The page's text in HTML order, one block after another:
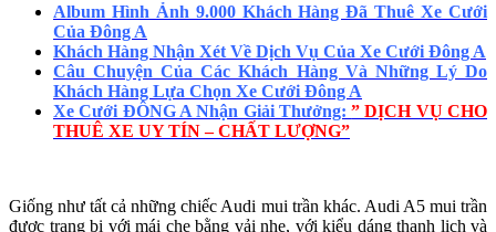
Album Hình Ảnh 9.000 Khách Hàng Đã Thuê Xe Cưới
Của Đông A
Khách Hàng Nhận Xét Về Dịch Vụ Của Xe Cưới Đông A
Câu Chuyện Của Các Khách Hàng Và Những Lý Do
Khách Hàng Lựa Chọn Xe Cưới Đông A
Xe Cưới ĐÔNG A Nhận Giải Thưởng:” DỊCH VỤ CHO
THUÊ XE UY TÍN – CHẤT LƯỢNG”
Giống như tất cả những chiếc Audi mui trần khác. Audi A5 mui trần
được trang bị với mái che bằng vải nhẹ, với kiểu dáng thanh lịch và